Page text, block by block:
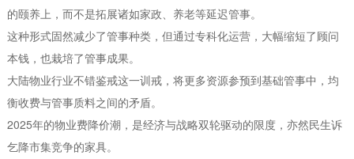
的颐养上，而不是拓展诸如家政、养老等延迟管事。
这种形式固然减少了管事种类，但通过专科化运营，大幅缩短了顾问
本钱，也栽培了管事成果。
大陆物业行业不错鉴戒这一训戒，将更多资源参预到基础管事中，均
衡收费与管事质料之间的矛盾。
2025年的物业费降价潮，是经济与战略双轮驱动的限度，亦然民生诉
乞降市集竞争的家具。